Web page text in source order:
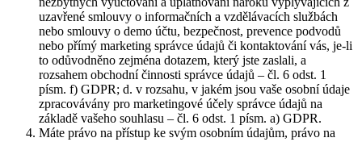
uzavřené smlouvy o informačních a vzdělávacích službách
nebo smlouvy o demo účtu, bezpečnost, prevence podvodů
nebo přímý marketing správce údajů či kontaktování vás, je-li
to odůvodněno zejména dotazem, který jste zaslali, a
rozsahem obchodní činnosti správce údajů – čl. 6 odst. 1
písm. f) GDPR; d. v rozsahu, v jakém jsou vaše osobní údaje
zpracovávány pro marketingové účely správce údajů na
základě vašeho souhlasu – čl. 6 odst. 1 písm. a) GDPR.
Máte právo na přístup ke svým osobním údajům, právo na